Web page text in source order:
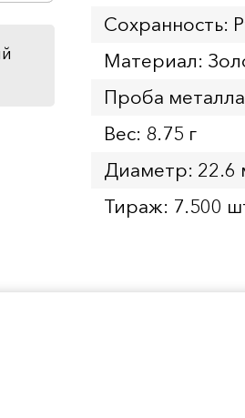
Сохранность:
Материал:
Проба
Вес: 8.75 г
Диаметр: 22.6
Тираж: 7.500